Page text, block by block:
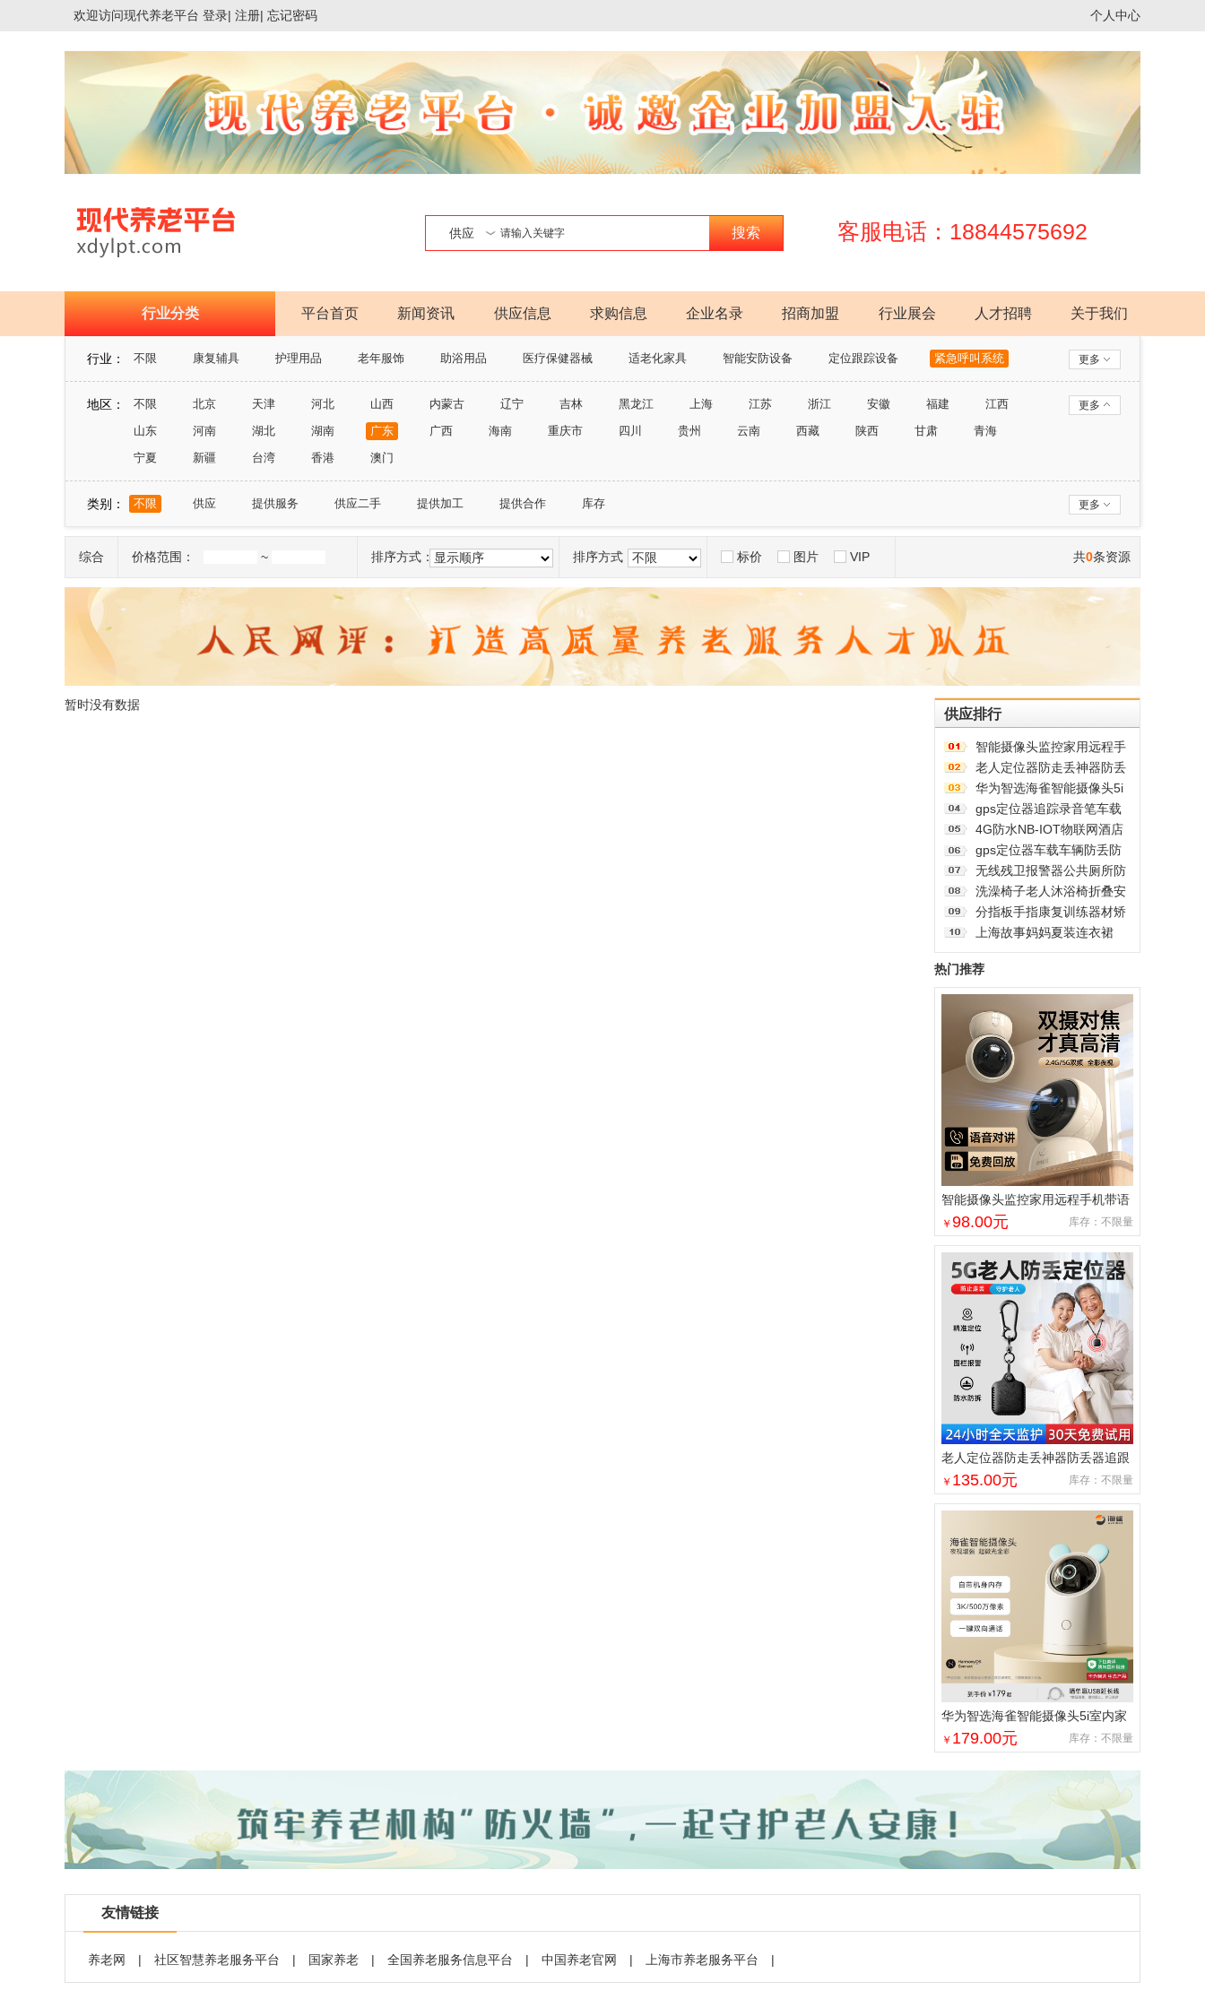
欢迎访问现代养老平台 登录| 注册| 忘记密码 个人中心
供应 搜索 客服电话：18844575692
行业分类 平台首页 新闻资讯 供应信息 求购信息 企业名录 招商加盟 行业展会 人才招聘 关于我们
行业： 不限 康复辅具 护理用品 老年服饰 助浴用品 医疗保健器械 适老化家具 智能安防设备 定位跟踪设备 紧急呼叫系统 更多
地区： 不限 北京 天津 河北 山西 内蒙古 辽宁 吉林 黑龙江 上海 江苏 浙江 安徽 福建
江西
山东
河南 湖北 湖南 广东 广西 海南 重庆市 四川 贵州 云南 西藏 陕西 甘肃
青海
宁夏
新疆 台湾 香港 澳门
更多
类别： 不限 供应 提供服务 供应二手 提供加工 提供合作 库存 更多
共0条资源
综合 价格范围： ~ 排序方式：显示顺序 排序方式：不限 标价 图片 VIP
暂时没有数据
供应排行
智能摄像头监控家用远程手
机带语音360度高清夜视室
内无线免插电
老人定位器防走丢神器防丢
器追跟踪老年人痴呆防走失
5gps订位仪器
华为智选海雀智能摄像头5i
室内家用手机远程360°无线
监控摄像机
gps定位器追踪录音笔车载
监控听器车辆追跟定仪器汽
车防盗神器j
4G防水NB-IOT物联网酒店
学校医院养老院老人社区卫
生间公共厕所一键式紧急无
线呼叫报警器按钮电话脑远
程
gps定位器车载车辆防丢防
盗追跟定仪器订位汽车跟踪
追踪录音神器j
无线残卫报警器公共厕所防
水紧急按钮老人呼叫器残疾
人卫生间声光告警无需布线
远距离大音量一键求助报警
系统
洗澡椅子老人沐浴椅折叠安
全座椅带轮老年人专用冲凉
坐便洗澡轮椅
分指板手指康复训练器材矫
正老人家用手部固定伸展器
上海故事妈妈夏装连衣裙
2025新中式国风旗袍中老年
气质长裙母亲节
热门推荐
智能摄像头监控家用远程手机带语
音360度高清夜视室内无线免插电
￥ 98.00元 库存：不限量
老人定位器防走丢神器防丢器追跟
踪老年人痴呆防走失5gps订位仪器
￥ 135.00元 库存：不限量
华为智选海雀智能摄像头5i室内家
用手机远程360°无线监控摄像机
￥ 179.00元 库存：不限量
友情链接
养老网 | 社区智慧养老服务平台 | 国家养老 | 全国养老服务信息平台 | 中国养老官网 | 上海市养老服务平台 |